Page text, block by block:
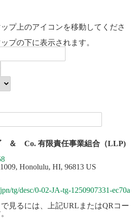
プ上のアイコンを移動してくださ
プの下に表示されます。
＆ Co. 有限責任事業組合（LLP)
Honolulu, HI, 96813 US
tg/desc/0-02-JA-tg-1250907331-ec70a
見るには、上記URLまたはQRコー